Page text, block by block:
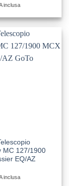
inclusa
MC 127/1900
EQ/AZ
inclusa